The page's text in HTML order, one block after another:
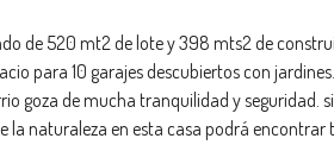
de 520 mt2 de lote y 398 mts2 de
para 10 garajes descubiertos con
goza de mucha tranquilidad y seguridad.
la naturaleza en esta casa podrá encontrar